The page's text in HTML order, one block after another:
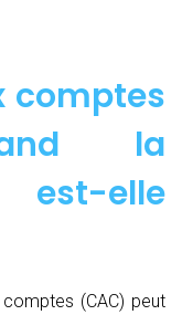
comptes
la
elle
(CAC) peut